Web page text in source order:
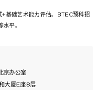
基础艺术能力评估。BTEC预科招
平。
京办公室
大厦E座8层